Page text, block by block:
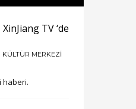
TV ‘de
KÜLTÜR MERKEZI
haberi.